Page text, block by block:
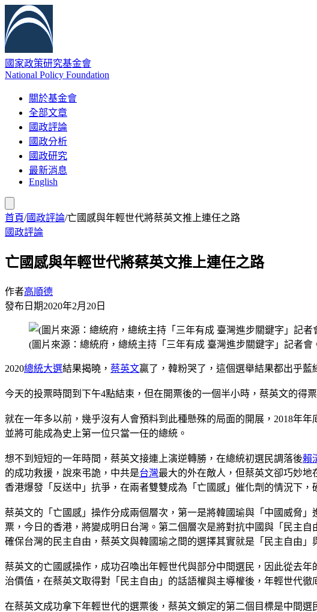
國家政策研究基金會
National Policy Foundation
關於基金會
全部文章
國政評論
國政分析
國政研究
最新消息
English
首頁/國政評論/亡國感與年輕世代將蔡英文推上連任之路
國政評論
亡國感與年輕世代將蔡英文推上連任之路
作者高順德
發布日期2020年2月20日
(圖片來源：總統府，總統主持「三年有成 臺灣進步關鍵字」記者會
2020總統大選結果揭曉， 蔡英文贏了，韓粉哭了，這個選舉結果都出乎
今天的投票時間到下午4點結束，但在開票後的一個半小時，蔡英文的得
就在一年多以前，幾乎沒有人會預料到此種懸殊的局面的開展，2018年年
並將可能成為史上第一位只當一任的總統。
想不到短短的一年時間，蔡英文接連上演逆轉勝，在總統初選民調落後賴
的成功救援，說來弔詭，中共是台灣最大的外在敵人，但蔡英文卻巧妙地
香港爆發「反送中」抗爭，在兩者雙雙成為「亡國感」催化劑的情況下
蔡英文的「亡國感」操作分成兩個層次，第一是將韓國瑜與「中國威脅」
票，今日的香港，將變成明日台灣。第二個層次是將對抗中國與「民主
確保台灣的民主自由，蔡英文與韓國瑜之間的選擇其實就是「民主自由」
蔡英文的亡國感操作，成功召喚出年輕世代與部分中間選民，因此從去
治價值，在蔡英文取得對「民主自由」的話語權與主導權後，年輕世代
在蔡英文成功拿下年輕世代的選票後，蔡英文鎖定的第二個目標是中間